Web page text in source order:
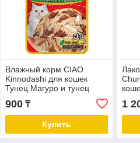
Влажный корм CIAO
Kinnodashi для кошек
Тунец Магуро и тунец
Кацуо со вкусом морского
гребешка, паучи 60г
900₸
Купить
1